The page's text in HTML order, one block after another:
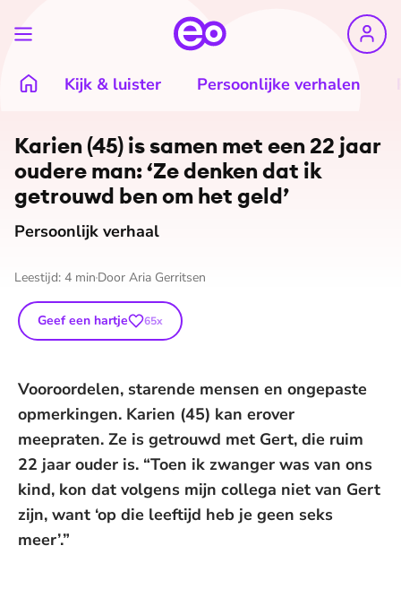
Kijk & luister Persoonlijke verhalen
©Shutterstock
Karien (45) is samen met een 22 jaar
oudere man: ‘Ze denken dat ik
getrouwd ben om het geld’
Persoonlijk verhaal
Leestijd: 4 min Door Aria Gerritsen
Geef een hartje 65x
Vooroordelen, starende mensen en ongepaste
opmerkingen. Karien (45) kan erover
meepraten. Ze is getrouwd met Gert, die ruim
22 jaar ouder is. “Toen ik zwanger was van ons
kind, kon dat volgens mijn collega niet van Gert
zijn, want ‘op die leeftijd heb je geen seks
meer’.”